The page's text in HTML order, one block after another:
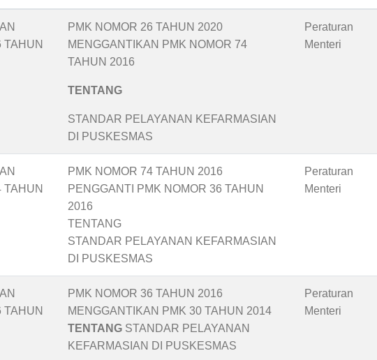
TAHUN
PMK NOMOR 26 TAHUN 2020
MENGGANTIKAN PMK NOMOR 74
TAHUN 2016
TENTANG
STANDAR PELAYANAN KEFARMASIAN
DI PUSKESMAS
Peraturan
Menteri
TAHUN
PMK NOMOR 74 TAHUN 2016
PENGGANTI PMK NOMOR 36 TAHUN
2016
TENTANG
STANDAR PELAYANAN KEFARMASIAN
DI PUSKESMAS
Peraturan
Menteri
TAHUN
PMK NOMOR 36 TAHUN 2016
MENGGANTIKAN PMK 30 TAHUN 2014
TENTANG STANDAR PELAYANAN
KEFARMASIAN DI PUSKESMAS
Peraturan
Menteri